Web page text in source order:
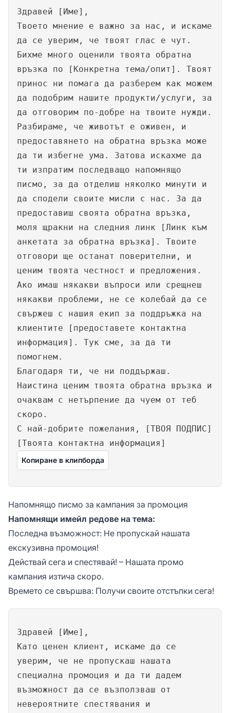
Здравей [Име],
Твоето мнение е важно за нас, и искаме
да се уверим, че твоят глас е чут.
Бихме много оценили твоята обратна
връзка по [Конкретна тема/опит]. Твоят
принос ни помага да разберем как можем
да подобрим нашите продукти/услуги, за
да отговорим по-добре на твоите нужди.
Разбираме, че животът е оживен, и
предоставянето на обратна връзка може
да ти избегне ума. Затова искахме да
ти изпратим последващо напомнящо
писмо, за да отделиш няколко минути и
да сподели своите мисли с нас. За да
предоставиш своята обратна връзка,
моля щракни на следния линк [Линк към
анкетата за обратна връзка]. Твоите
отговори ще останат поверителни, и
ценим твоята честност и предложения.
Ако имаш някакви въпроси или срещнеш
някакви проблеми, не се колебай да се
свържеш с нашия екип за поддръжка на
клиентите [предоставете контактна
информация]. Тук сме, за да ти
помогнем.
Благодаря ти, че ни поддържаш.
Наистина ценим твоята обратна връзка и
очаквам с нетърпение да чуем от теб
скоро.
С най-добрите пожелания, [ТВОЯ ПОДПИС]
[Твоята контактна информация]
Копиране в клипборда
Напомнящо писмо за кампания за промоция
Напомнящи имейл редове на тема:
Последна възможност: Не пропускай нашата
екскузивна промоция!
Действай сега и спестявай! – Нашата промо
кампания изтича скоро.
Времето се свършва: Получи своите отстъпки сега!
Здравей [Име],
Като ценен клиент, искаме да се
уверим, че не пропускаш нашата
специална промоция и да ти дадем
възможност да се възползваш от
невероятните спестявания и